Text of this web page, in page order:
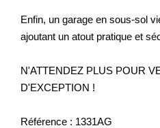
Enfin, un garage en sous-sol
ajoutant un atout pratique et
N'ATTENDEZ PLUS POUR
D'EXCEPTION !
Référence : 1331AG